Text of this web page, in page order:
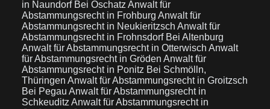
in Naundorf Bei Oschatz Anwalt für
Abstammungsrecht in Frohburg Anwalt für
Abstammungsrecht in Neukieritzsch Anwalt für
Abstammungsrecht in Frohnsdorf Bei Altenburg
Anwalt für Abstammungsrecht in Otterwisch Anwalt
für Abstammungsrecht in Gröden Anwalt für
Abstammungsrecht in Ponitz Bei Schmölln,
Thüringen Anwalt für Abstammungsrecht in Groitzsch
Bei Pegau Anwalt für Abstammungsrecht in
Schkeuditz Anwalt für Abstammungsrecht in